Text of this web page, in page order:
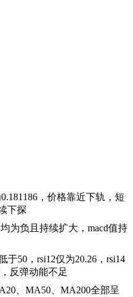
，价格靠近下轨，短
下探
为负且持续扩大，macd值持
于50，rsi12仅为20.26，rsi14
反弹动能不足
、MA50、MA200全部呈